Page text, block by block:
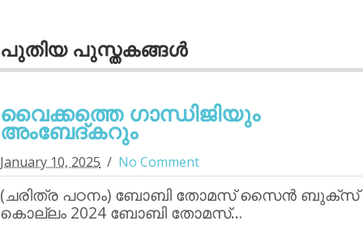
പുതിയ പുസ്തകങ്ങള്‍
വൈക്കത്തെ ഗാന്ധിജിയും
അംബേദ്കറും
January 10, 2025 No Comment
(ചരിത്ര പഠനം) ബോബി തോമസ് സൈന്‍ ബുക്‌സ്
കൊല്ലം 2024 ബോബി തോമസ്…